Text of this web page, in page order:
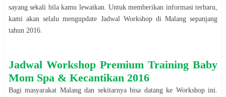
sayang sekali bila kamu lewatkan. Untuk memberikan informasi terbaru,
kami akan selalu mengupdate Jadwal Workshopdi Malangsepanjang
tahun 2016
Jadwal Workshop Premium Training Baby
Mom Spa & Kecantikan 2016
Bagi masyarakat Malangdan sekitarnya bisa datang ke Workshopini.